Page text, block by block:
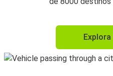
Explora